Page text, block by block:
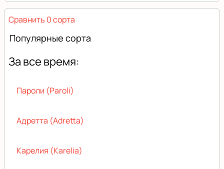
Сравнить 0 сорта
Популярные сорта
За все время:
Пароли (Paroli)
Адретта (Adretta)
Карелия (Karelia)